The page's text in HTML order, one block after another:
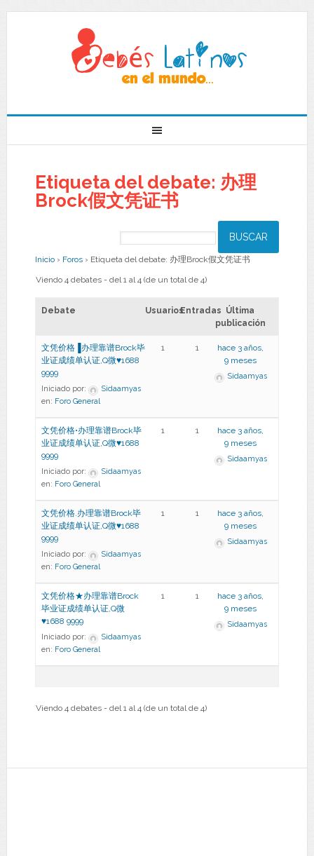
Etiqueta del debate: 办理
Brock假文凭证书
Inicio › Foros › Etiqueta del debate: 办理Brock假文凭证书
Viendo 4 debates - del 1 al 4 (de un total de 4)
Debate UsuariosEntradas Última
publicación
文凭价格▐办理靠谱Brock毕
业证成绩单认证,Q微♥1688
9999
Iniciado por:
Sidaamyas
en: Foro General
1 1
hace 3 años,
9 meses
Sidaamyas
文凭价格•办理靠谱Brock毕
业证成绩单认证,Q微♥1688
9999
Iniciado por:
Sidaamyas
en: Foro General
1 1
hace 3 años,
9 meses
Sidaamyas
文凭价格.办理靠谱Brock毕
业证成绩单认证,Q微♥1688
9999
Iniciado por:
Sidaamyas
en: Foro General
1 1
hace 3 años,
9 meses
Sidaamyas
文凭价格★办理靠谱Brock
毕业证成绩单认证,Q微
♥1688 9999
Iniciado por:
Sidaamyas
en: Foro General
1 1
hace 3 años,
9 meses
Sidaamyas
Viendo 4 debates - del 1 al 4 (de un total de 4)